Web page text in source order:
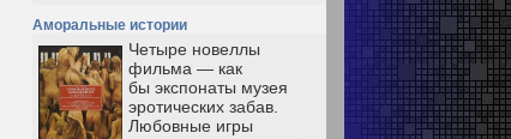
Аморальные истории
Четыре новеллы
фильма — как
бы экспонаты музея
эротических забав.
Любовные игры